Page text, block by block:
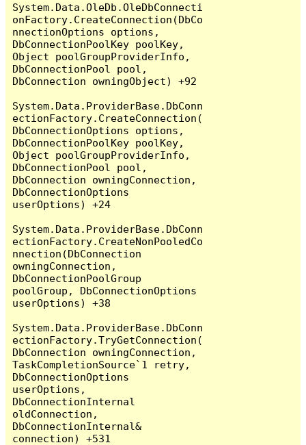
System.Data.OleDb.OleDbConnecti
onFactory.CreateConnection(DbCo
nnectionOptions options,
DbConnectionPoolKey poolKey,
Object poolGroupProviderInfo,
DbConnectionPool pool,
DbConnection owningObject) +92
System.Data.ProviderBase.DbConn
ectionFactory.CreateConnection(
DbConnectionOptions options,
DbConnectionPoolKey poolKey,
Object poolGroupProviderInfo,
DbConnectionPool pool,
DbConnection owningConnection,
DbConnectionOptions
userOptions) +24
System.Data.ProviderBase.DbConn
ectionFactory.CreateNonPooledCo
nnection(DbConnection
owningConnection,
DbConnectionPoolGroup
poolGroup, DbConnectionOptions
userOptions) +38
System.Data.ProviderBase.DbConn
ectionFactory.TryGetConnection(
DbConnection owningConnection,
TaskCompletionSource`1 retry,
DbConnectionOptions
userOptions,
DbConnectionInternal
oldConnection,
DbConnectionInternal&
connection) +531